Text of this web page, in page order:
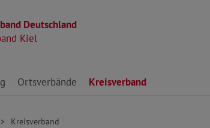
Deutschland
Kiel
den Inhalten springen
Ortsverbände Kreisverband
Kreisverband